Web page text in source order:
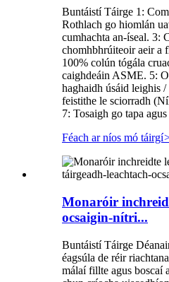
Buntáistí Táirge 1:
Rothlach go hiomlán
cumhachta an-íseal. 3:
chomhbhrúiteoir aeir a
100% colún tógála
caighdeáin ASME. 5:
haghaidh úsáid leighis
feistithe le sciorradh
7: Tosaigh go tapa
Féach ar níos mó táirgí
Monaróir
ocsaigin-nítri...
Buntáistí Táirge
éagsúla de réir
málaí fillte agus boscaí